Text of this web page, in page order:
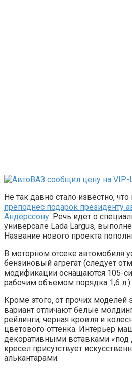
Не так давно стало известно,
преподнес подарок президенту
Андерссону. Речь идет о
универсале Lada Largus,
Название нового проекта
В моторном отсеке автомобиля
бензиновый агрегат (следует
модификации оснащаются 105-
рабочим объемом порядка 1,6 л.).
Кроме этого, от прочих моделей
вариант отличают белые
рейлинги, черная кровля и
цветового оттенка. Интерьер
декоративными вставками
кресел присутствует
алькантарами.